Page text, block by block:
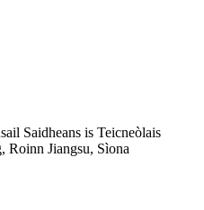
Saidheans is Teicneòlais
Roinn Jiangsu, Sìona